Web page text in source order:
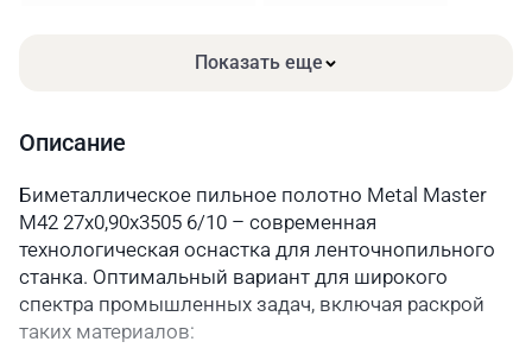
Параметры упакованного товара
Вес, кг
0,2
Длина, мм
330
Показать еще
Описание
Биметаллическое пильное полотно Metal Master
M42 27x0,90x3505 6/10 – современная
технологическая оснастка для ленточнопильного
станка. Оптимальный вариант для широкого
спектра промышленных задач, включая раскрой
таких материалов: